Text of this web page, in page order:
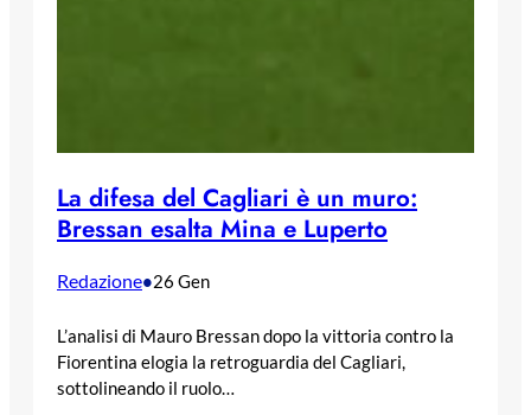
La difesa del Cagliari è un muro:
Bressan esalta Mina e Luperto
Redazione•26 Gen
L’analisi di Mauro Bressan dopo la vittoria contro la
Fiorentina elogia la retroguardia del Cagliari,
sottolineando il ruolo…